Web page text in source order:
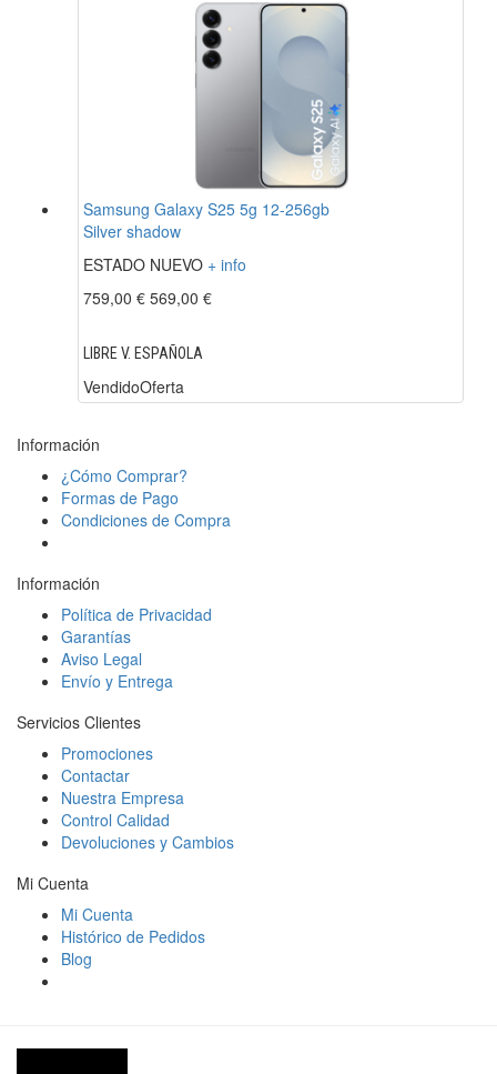
Samsung Galaxy S25 5g 12-256gb
Silver shadow
ESTADO NUEVO + info
759,00 € 569,00 €
LIBRE V. ESPAÑOLA
VendidoOferta
Información
¿Cómo Comprar?
Formas de Pago
Condiciones de Compra
Información
Política de Privacidad
Garantías
Aviso Legal
Envío y Entrega
Servicios Clientes
Promociones
Contactar
Nuestra Empresa
Control Calidad
Devoluciones y Cambios
Mi Cuenta
Mi Cuenta
Histórico de Pedidos
Blog